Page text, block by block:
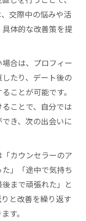
交際中の悩みや活
体的な改善策を提
合は、プロフィー
たり、デート後の
ことが可能です。
ことで、自分では
き、次の出会いに
カウンセラーのア
」「途中で気持ち
まで頑張れた」と
と改善を繰り返す
す。